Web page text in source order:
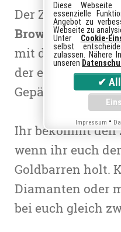
Der Zirkus ist in
Browsergame
mit dem
der euch in seine
Gepäck hat er
Ihr bekommt
wenn ihr euch
Goldbarren holt.
Diamanten oder
bei euch gleich
Diese Webseite
essenzielle
Angebot zu
Webseite zu
Unter Cookie-
selbst
zulassen. Nähere
unseren
Impressum •